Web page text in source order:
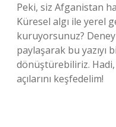
Peki, siz Afganistan
Küresel algı ile yerel
kuruyorsunuz?
paylaşarak bu yazıyı
dönüştürebiliriz.
açılarını keşfedelim!